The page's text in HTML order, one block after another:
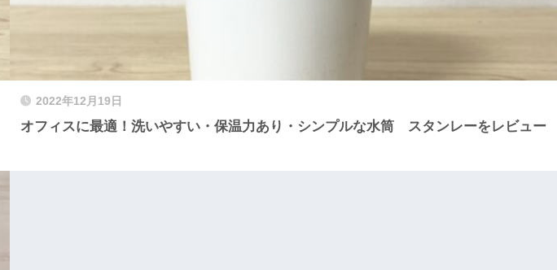
2022年12月19日
オフィスに最適！洗いやすい・保温力あり・シンプルな水筒 スタンレーをレビュー